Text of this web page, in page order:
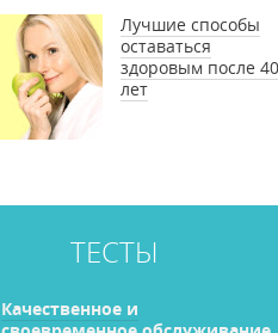
Лучшие способы
оставаться
здоровым после 40
лет
ТЕСТЫ
Качественное и